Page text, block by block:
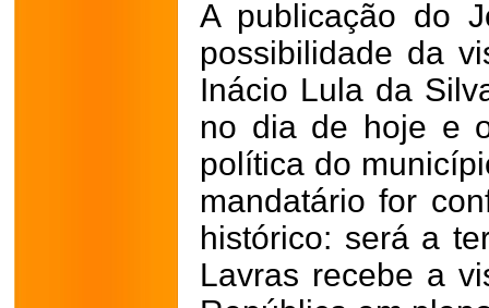
A publicação do
possibilidade da
Inácio Lula da
no dia de hoje e
política do
mandatário for
histórico: será a
Lavras recebe a